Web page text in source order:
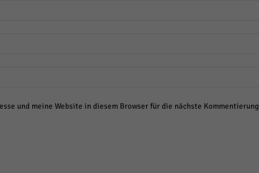
und meine Website in diesem Browser für die nächste Kommentierung